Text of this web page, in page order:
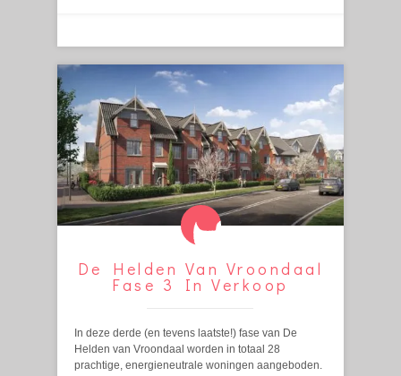
De Helden Van Vroondaal
Fase 3 In Verkoop
In deze derde (en tevens laatste!) fase van De
Helden van Vroondaal worden in totaal 28
prachtige, energieneutrale woningen aangeboden.